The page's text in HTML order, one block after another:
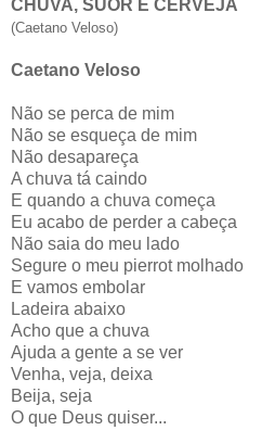
CHUVA, SUOR E CERVEJA
(Caetano Veloso)
Caetano Veloso
Não se perca de mim
Não se esqueça de mim
Não desapareça
A chuva tá caindo
E quando a chuva começa
Eu acabo de perder a cabeça
Não saia do meu lado
Segure o meu pierrot molhado
E vamos embolar
Ladeira abaixo
Acho que a chuva
Ajuda a gente a se ver
Venha, veja, deixa
Beija, seja
O que Deus quiser...